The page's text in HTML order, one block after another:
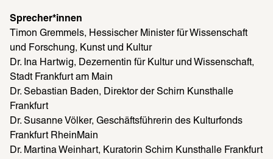
Sprecher*innen
Timon Gremmels, Hessischer Minister für Wissenschaft
und Forschung, Kunst und Kultur
Dr. Ina Hartwig, Dezernentin für Kultur und Wissenschaft,
Stadt Frankfurt am Main
Dr. Sebastian Baden, Direktor der Schirn Kunsthalle
Frankfurt
Dr. Susanne Völker, Geschäftsführerin des Kulturfonds
Frankfurt RheinMain
Dr. Martina Weinhart, Kuratorin Schirn Kunsthalle Frankfurt